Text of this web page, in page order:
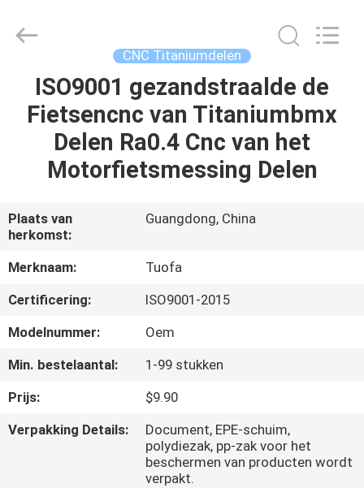
HUIS
PRODUCTEN
ONS
FABRIEKSTOCHT
KWALITEITSCONTROLE
NEEM
CONTACT
MET
Technology
CNC Titaniumdelen
ISO9001 gezandstraalde de
Fietsencnc van Titaniumbmx
Delen Ra0.4 Cnc van het
Motorfietsmessing Delen
Plaats van
herkomst:
Guangdong, China
Merknaam:
Tuofa
Certificering:
ISO9001-2015
Modelnummer:
Oem
Min. bestelaantal:
1-99 stukken
Prijs:
$9.90
Verpakking Details:
Document, EPE-schuim,
polydiezak, pp-zak voor het
beschermen van producten wordt
verpakt.